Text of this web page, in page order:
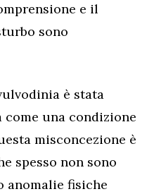
e il
sono
è stata
una condizione
misconcezione è
spesso non sono
anomalie fisiche